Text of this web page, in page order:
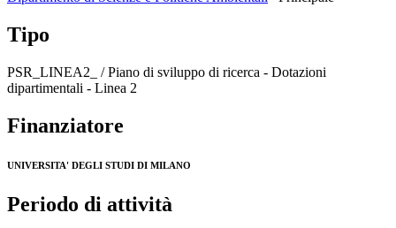
Tipo
PSR_LINEA2_ / Piano di sviluppo di ricerca - Dotazioni
dipartimentali - Linea 2
Finanziatore
UNIVERSITA' DEGLI STUDI DI MILANO
Periodo di attività